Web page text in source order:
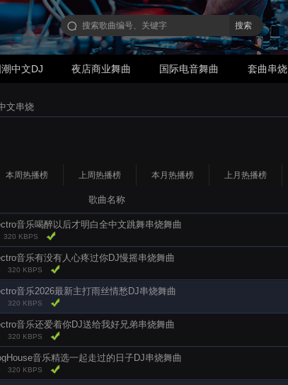
搜索
潮中文DJ 夜店商业舞曲 国际电音舞曲 套曲串烧
文串烧
本周热播榜 上周热播榜 本月热播榜 上月热播榜
歌曲名称
音乐喝醉以后才明白全中文跳舞串烧舞曲
320 KBPS
音乐有没有人心疼过你DJ慢摇串烧舞曲
320 KBPS
音乐2026最新主打雨丝情愁DJ串烧舞曲
320 KBPS
音乐还爱着你DJ送给我好兄弟串烧舞曲
320 KBPS
音乐精选一起走过的日子DJ串烧舞曲
320 KBPS